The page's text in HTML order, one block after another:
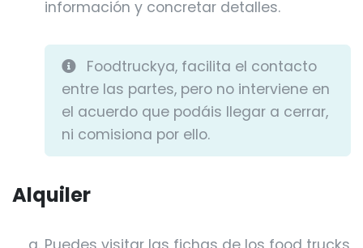
información y concretar detalles.
Foodtruckya, facilita el contacto
entre las partes, pero no interviene en
el acuerdo que podáis llegar a cerrar,
ni comisiona por ello.
Alquiler